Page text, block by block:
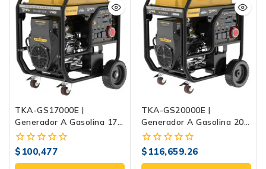
TKA-GS17000E |
Generador A Gasolina 17
KW Monofásico/trifásico
Con Salida Equitativa Y
Tanque De 70 L
0
fuera
$ 100,477
TKA-GS20000E |
Generador A Gasolina 20
KW Monofásico/trifásico
Con Salida Equitativa Y
Tanque 70 L
0
fuera
$ 116,659.26